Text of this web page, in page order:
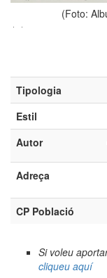
Tipologia
Estil
Autor
Adreça
CP Població
Si voleu
cliqueu aquí